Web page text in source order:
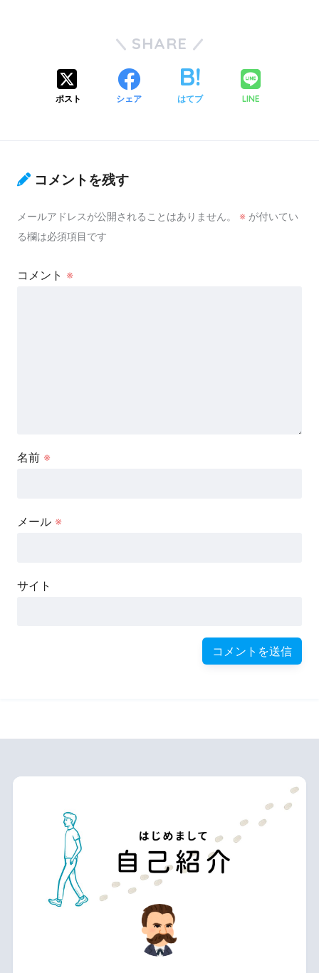
SHARE
ポスト シェア はてブ LINE
コメントを残す
メールアドレスが公開されることはありません。 ※ が付いてい
る欄は必須項目です
コメント ※
名前 ※
メール ※
サイト